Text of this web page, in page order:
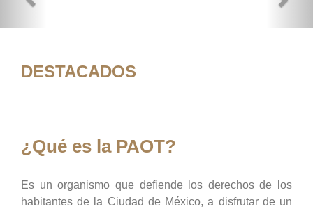
DESTACADOS
¿Qué es la PAOT?
Es un organismo que defiende los derechos de los
habitantes de la Ciudad de México, a disfrutar de un